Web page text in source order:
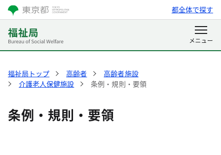
都全体で探す
福祉局トップ 高齢者
高齢者施設
介護老人保健施設
条例・規則・要領
条例・規則・要領